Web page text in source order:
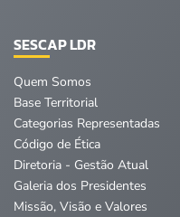
SESCAP LDR
Quem Somos
Base Territorial
Categorias Representadas
Código de Ética
Diretoria - Gestão Atual
Galeria dos Presidentes
Missão, Visão e Valores